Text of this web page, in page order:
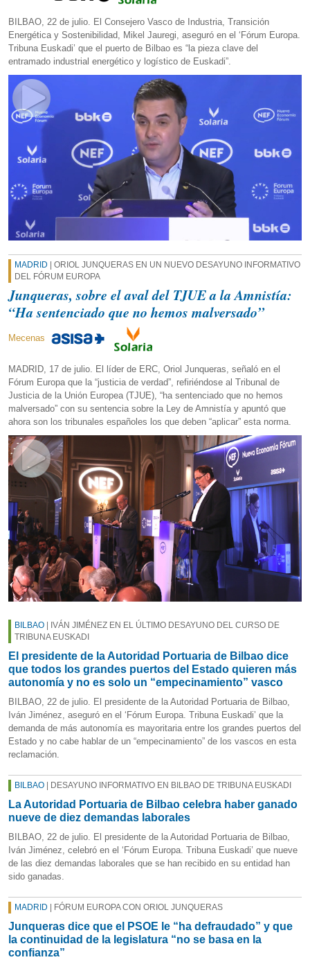
BILBAO | IVÁN JIMÉNEZ EN EL ÚLTIMO DESAYUNO DEL CURSO DE
TRIBUNA EUSKADI
El presidente de la Autoridad Portuaria de Bilbao dice
que todos los grandes puertos del Estado quieren más
autonomía y no es solo un “empecinamiento” vasco
BILBAO, 22 de julio. El presidente de la Autoridad Portuaria de Bilbao,
Iván Jiménez, aseguró en el ‘Fórum Europa. Tribuna Euskadi’ que la
demanda de más autonomía es mayoritaria entre los grandes puertos del
Estado y no cabe hablar de un “empecinamiento” de los vascos en esta
reclamación.
BILBAO | DESAYUNO INFORMATIVO EN BILBAO DE TRIBUNA EUSKADI
La Autoridad Portuaria de Bilbao celebra haber ganado
nueve de diez demandas laborales
BILBAO, 22 de julio. El presidente de la Autoridad Portuaria de Bilbao,
Iván Jiménez, celebró en el ‘Fórum Europa. Tribuna Euskadi’ que nueve
de las diez demandas laborales que se han recibido en su entidad han
sido ganadas.
MADRID | FÓRUM EUROPA CON ORIOL JUNQUERAS
Junqueras dice que el PSOE le “ha defraudado” y que
la continuidad de la legislatura “no se basa en la
confianza”
BILBAO, 22 de julio. El Consejero Vasco de Industria, Transición
Energética y Sostenibilidad, Mikel Jauregi, aseguró en el ‘Fórum Europa.
Tribuna Euskadi’ que el puerto de Bilbao es “la pieza clave del
entramado industrial energético y logístico de Euskadi”.
MADRID | ORIOL JUNQUERAS EN UN NUEVO DESAYUNO INFORMATIVO
DEL FÓRUM EUROPA
Junqueras, sobre el aval del TJUE a la Amnistía:
“Ha sentenciado que no hemos malversado”
Mecenas
MADRID, 17 de julio. El líder de ERC, Oriol Junqueras, señaló en el
Fórum Europa que la “justicia de verdad”, refiriéndose al Tribunal de
Justicia de la Unión Europea (TJUE), “ha sentenciado que no hemos
malversado” con su sentencia sobre la Ley de Amnistía y apuntó que
ahora son los tribunales españoles los que deben “aplicar” esta norma.